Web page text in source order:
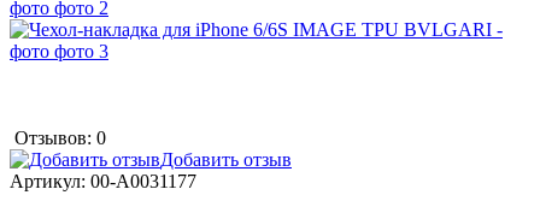
Отзывов: 0
Добавить отзыв
Артикул: 00-А0031177